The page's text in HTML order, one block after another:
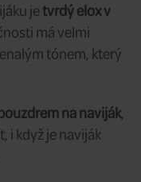
členem
tentokrát
a plným
šňůr a
navijáku.